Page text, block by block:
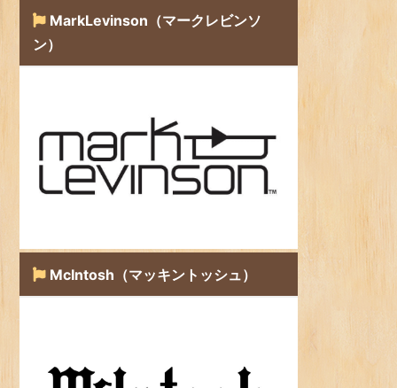
MarkLevinson（マークレビンソ
ン）
McIntosh（マッキントッシュ）